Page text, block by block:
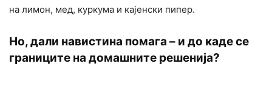
на лимон, мед, куркума и кајенски пипер.
Но, дали навистина помага – и до каде се
границите на домашните решенија?